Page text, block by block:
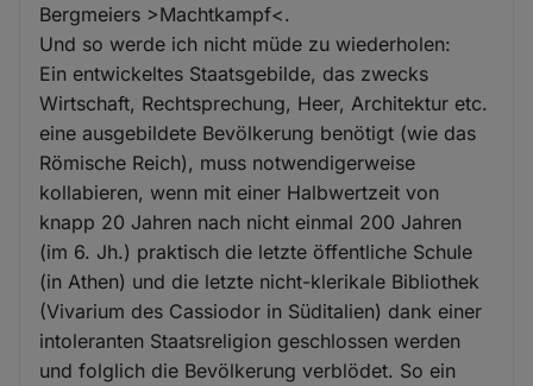
Bergmeiers >Machtkampf<.
Und so werde ich nicht müde zu wiederholen:
Ein entwickeltes Staatsgebilde, das zwecks
Wirtschaft, Rechtsprechung, Heer, Architektur etc.
eine ausgebildete Bevölkerung benötigt (wie das
Römische Reich), muss notwendigerweise
kollabieren, wenn mit einer Halbwertzeit von
knapp 20 Jahren nach nicht einmal 200 Jahren
(im 6. Jh.) praktisch die letzte öffentliche Schule
(in Athen) und die letzte nicht-klerikale Bibliothek
(Vivarium des Cassiodor in Süditalien) dank einer
intoleranten Staatsreligion geschlossen werden
und folglich die Bevölkerung verblödet. So ein